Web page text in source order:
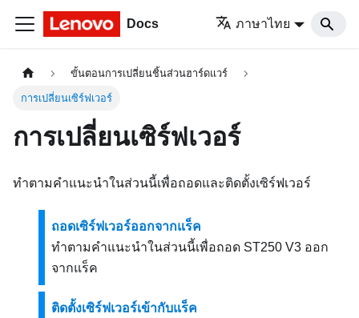
Docs ภาษาไทย
ขั้นตอนการเปลี่ยนชิ้นส่วนฮาร์ดแวร์
การเปลี่ยนเซิร์ฟเวอร์
การเปลี่ยนเซิร์ฟเวอร์
ทำตามคำแนะนำในส่วนนี้เพื่อถอดและติดตั้งเซิร์ฟเวอร์
ถอดเซิร์ฟเวอร์ออกจากแร็ค
ทำตามคำแนะนำในส่วนนี้เพื่อถอด ST250 V3 ออก
จากแร็ค
ติดตั้งเซิร์ฟเวอร์เข้ากับแร็ค